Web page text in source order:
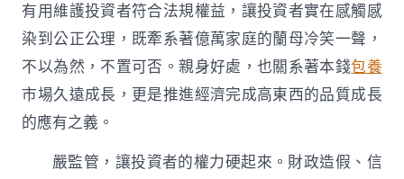
有用維護投資者符合法規權益，讓投資者實在感觸感
染到公正公理，既牽系著億萬家庭的蘭母冷笑一聲，
不以為然，不置可否。親身好處，也關系著本錢包養
市場久遠成長，更是推進經濟完成高東西的品質成長
的應有之義。
嚴監管，讓投資者的權力硬起來。財政造假、信